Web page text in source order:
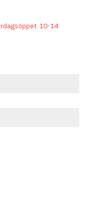
. 10-14